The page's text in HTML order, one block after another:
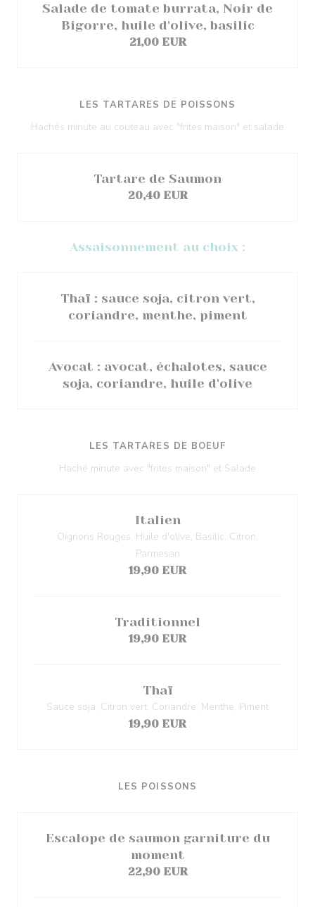
Salade de tomate burrata, Noir de
Bigorre, huile d'olive, basilic
21,00 EUR
LES TARTARES DE POISSONS
Hachés minute au couteau avec "frites maison" et salade
Tartare de Saumon
20,40 EUR
Assaisonnement au choix :
Thaï : sauce soja, citron vert,
coriandre, menthe, piment
Avocat : avocat, échalotes, sauce
soja, coriandre, huile d'olive
LES TARTARES DE BOEUF
Haché minute avec "frites maison" et Salade
Italien
Oignons Rouges, Huile d'olive, Basilic, Citron,
Parmesan
19,90 EUR
Traditionnel
19,90 EUR
Thaï
Sauce soja, Citron vert, Coriandre, Menthe, Piment
19,90 EUR
LES POISSONS
Escalope de saumon garniture du
moment
22,90 EUR